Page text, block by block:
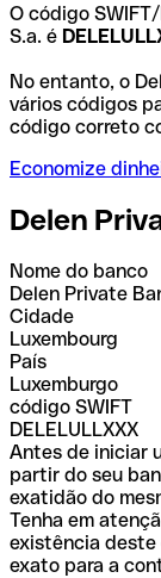
O código
S.a. é
No entanto, o
vários códigos
código correto
Economize
Delen
Nome do banco
Delen Private
Cidade
Luxembourg
País
Luxemburgo
código SWIFT
DELELULLXXX
Antes de iniciar
partir do seu
exatidão do
Tenha em
existência deste
exato para a